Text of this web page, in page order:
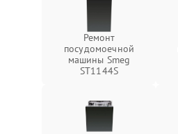
Ремонт
посудомоечной
машины Smeg
ST1144S